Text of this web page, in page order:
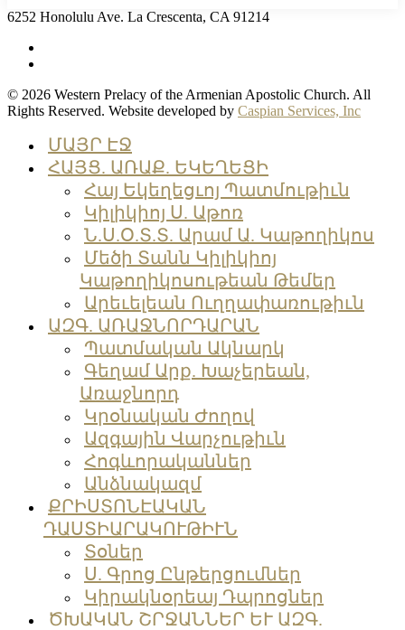
6252 Honolulu Ave. La Crescenta, CA 91214
© 2026 Western Prelacy of the Armenian Apostolic Church. All
Rights Reserved. Website developed by Caspian Services, Inc
ՄԱՅՐ ԷՋ
ՀԱՅՑ. ԱՌԱՔ. ԵԿԵՂԵՑԻ
Հայ Եկեղեցւոյ Պատմութիւն
Կիլիկիոյ Ս. Աթոռ
Ն.Ս.Օ.Տ.Տ. Արամ Ա. Կաթողիկոս
Մեծի Տանն Կիլիկիոյ
Կաթողիկոսութեան Թեմեր
Արեւելեան Ուղղափառութիւն
ԱԶԳ. ԱՌԱՋՆՈՐԴԱՐԱՆ
Պատմական Ակնարկ
Գեղամ Արք. Խաչերեան,
Առաջնորդ
Կրօնական Ժողով
Ազգային Վարչութիւն
Հոգևորականներ
Անձնակազմ
ՔՐԻՍՏՈՆԷԱԿԱՆ
ԴԱՍՏԻԱՐԱԿՈՒԹԻՒՆ
Տօներ
Ս. Գրոց Ընթերցումներ
Կիրակնօրեայ Դպրոցներ
ԾԽԱԿԱՆ ՇՐՋԱՆՆԵՐ ԵՒ ԱԶԳ.